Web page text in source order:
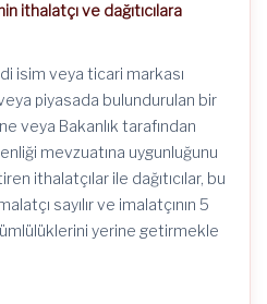
ithalatçı ve dağıtıcılara
isim veya ticari markası
piyasada bulundurulan bir
veya Bakanlık tarafından
mevzuatına uygunluğunu
ithalatçılar ile dağıtıcılar, bu
sayılır ve imalatçının 5
yerine getirmekle